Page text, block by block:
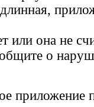
или она не
о
приложение